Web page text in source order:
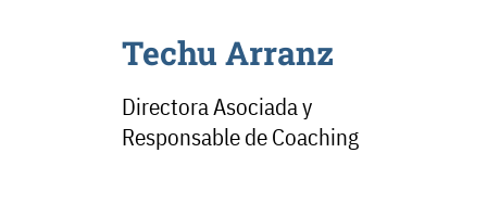
Techu Arranz​
Directora Asociada y
Responsable de Coaching